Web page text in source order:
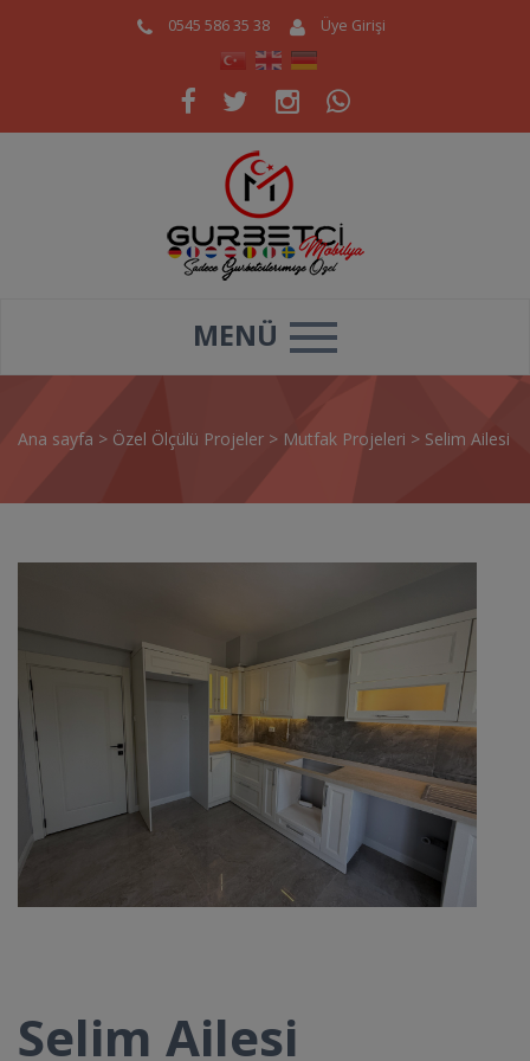
0545 586 35 38 Üye Girişi
MENÜ
Ana sayfa > Özel Ölçülü Projeler > Mutfak Projeleri > Selim Ailesi
Selim Ailesi